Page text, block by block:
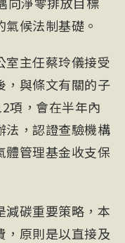
候法制基礎。
室主任蔡玲儀接受
，與條文有關的子
項，會在半年內
法，認證查驗機構
體管理基金收支保
減碳重要策略，本
，原則是以直接及